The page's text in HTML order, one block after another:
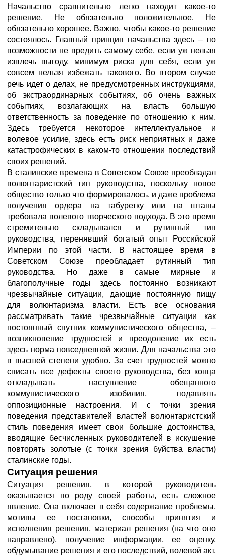
Начальство сравнительно легко находит какое-то
решение. Не обязательно положительное. Не
обязательно хорошее. Важно, чтобы какое-то решение
состоялось. Главный принцип начальства здесь – по
возможности не вредить самому себе, если уж нельзя
извлечь выгоду, минимум риска для себя, если уж
совсем нельзя избежать такового. Во втором случае
речь идет о делах, не предусмотренных инструкциями,
об экстраординарных событиях, об очень важных
событиях, возлагающих на власть большую
ответственность за поведение по отношению к ним.
Здесь требуется некоторое интеллектуальное и
волевое усилие, здесь есть риск неприятных и даже
катастрофических в каком-то отношении последствий
своих решений.
В сталинские времена в Советском Союзе преобладал
волюнтаристский тип руководства, поскольку новое
общество только что формировалось, и даже проблема
получения ордера на табуретку или на штаны
требовала волевого творческого подхода. В это время
стремительно складывался и рутинный тип
руководства, перенявший богатый опыт Российской
Империи по этой части. В настоящее время в
Советском Союзе преобладает рутинный тип
руководства. Но даже в самые мирные и
благополучные годы здесь постоянно возникают
чрезвычайные ситуации, дающие постоянную пищу
для волюнтаризма власти. Есть все основания
рассматривать такие чрезвычайные ситуации как
постоянный спутник коммунистического общества, –
возникновение трудностей и преодоление их есть
здесь норма повседневной жизни. Для начальства это
в высшей степени удобно. За счет трудностей можно
списать все дефекты своего руководства, без конца
откладывать наступление обещанного
коммунистического изобилия, подавлять
оппозиционные настроения. И с точки зрения
поведения представителей властей волюнтаристский
стиль поведения имеет свои большие достоинства,
вводящие бесчисленных руководителей в искушение
повторять золотые (с точки зрения буйства власти)
сталинские годы.
Ситуация решения
Ситуация решения, в которой руководитель
оказывается по роду своей работы, есть сложное
явление. Она включает в себя содержание проблемы,
мотивы ее постановки, способы принятия и
исполнения решения, материал решения (на что оно
направлено), получение информации, ее оценку,
обдумывание решения и его последствий, волевой акт.